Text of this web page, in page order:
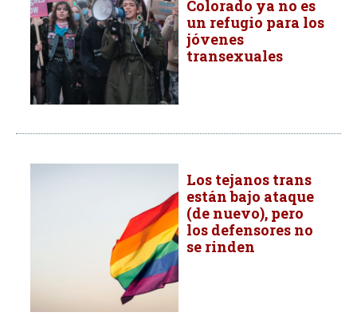
Colorado ya no es
un refugio para los
jóvenes
transexuales
Los tejanos trans
están bajo ataque
(de nuevo), pero
los defensores no
se rinden